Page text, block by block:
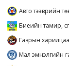
Авто тээврийн
Биеийн тамир,
Газрын
Мал эмнэлгийн